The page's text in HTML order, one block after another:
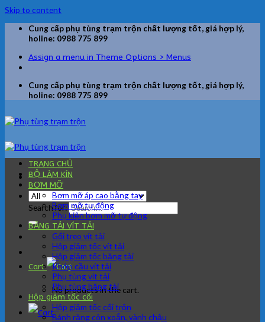
Skip to content
Cung cấp phụ tùng trạm trộn chất lượng tốt, giá hợp lý,
holine: 0988 775 899
Assign a menu in Theme Options > Menus
Cung cấp phụ tùng trạm trộn chất lượng tốt, giá hợp lý,
holine: 0988 775 899
Search for:
Cart
No products in the cart.
TRANG CHỦ
BỘ LÀM KÍN
BƠM MỠ
Bơm mỡ áp cao bằng tay
Bơm mỡ tự động
Phụ kiện bơm mỡ tự động
BĂNG TẢI VÍT TẢI
Gối treo vít tải
Hộp giảm tốc vít tải
Hộp giảm tốc băng tải
Khớp cầu vít tải
Phụ tùng vít tải
Phụ tùng băng tải
Hộp giảm tốc cối
Hộp giảm tốc cối trộn
Bánh răng côn xoắn, vành chậu